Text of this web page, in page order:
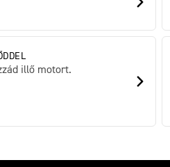
illő motort.